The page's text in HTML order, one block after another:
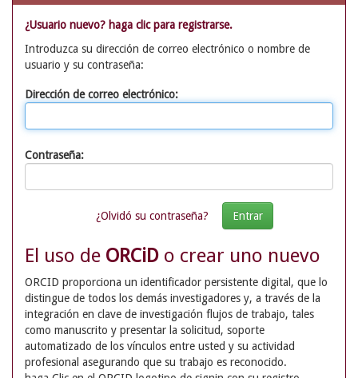
¿Usuario nuevo? haga clic para registrarse.
Introduzca su dirección de correo electrónico o nombre de
usuario y su contraseña:
Dirección de correo electrónico:
Contraseña:
¿Olvidó su contraseña?
El uso de ORCiD o crear uno nuevo
ORCID proporciona un identificador persistente digital, que lo
distingue de todos los demás investigadores y, a través de la
integración en clave de investigación flujos de trabajo, tales
como manuscrito y presentar la solicitud, soporte
automatizado de los vínculos entre usted y su actividad
profesional asegurando que su trabajo es reconocido.